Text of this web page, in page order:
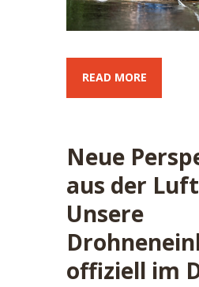
READ MORE
Neue
aus der
Unsere
offiziell im